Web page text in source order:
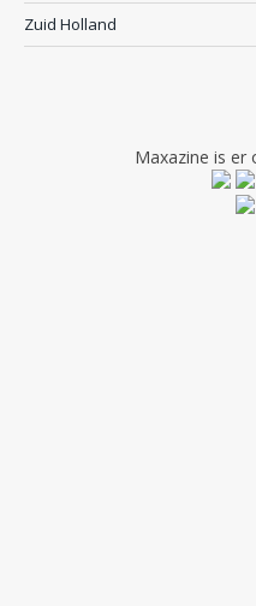
Zuid Holland
Maxazine is er